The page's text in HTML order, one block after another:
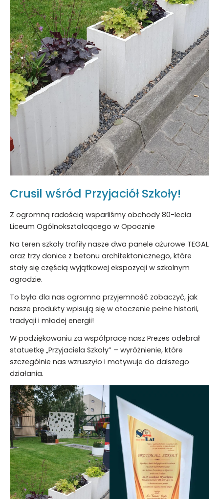
Crusil wśród Przyjaciół Szkoły!
Z ogromną radością wsparliśmy obchody 80-lecia
Liceum Ogólnokształcącego w Opocznie
Na teren szkoły trafiły nasze dwa panele ażurowe TEGAL
oraz trzy donice z betonu architektonicznego, które
stały się częścią wyjątkowej ekspozycji w szkolnym
ogrodzie.
To była dla nas ogromna przyjemność zobaczyć, jak
nasze produkty wpisują się w otoczenie pełne historii,
tradycji i młodej energii!
W podziękowaniu za współpracę nasz Prezes odebrał
statuetkę „Przyjaciela Szkoły” – wyróżnienie, które
szczególnie nas wzruszyło i motywuje do dalszego
działania.